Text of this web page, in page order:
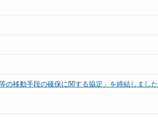
の移動手段の確保に関する協定」を締結しました